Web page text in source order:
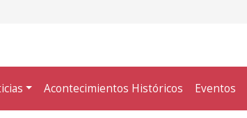
Acontecimientos Históricos Eventos